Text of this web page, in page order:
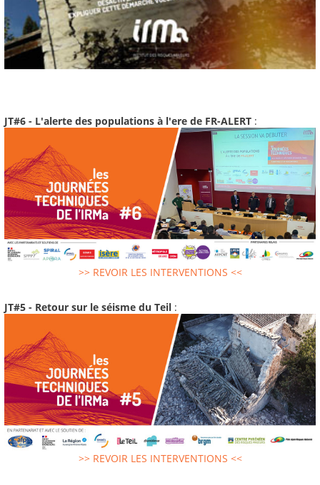
JT#6 - L'alerte des populations à l'ere de FR-ALERT :
>> REVOIR LES INTERVENTIONS <<
JT#5 - Retour sur le séisme du Teil :
>> REVOIR LES INTERVENTIONS <<